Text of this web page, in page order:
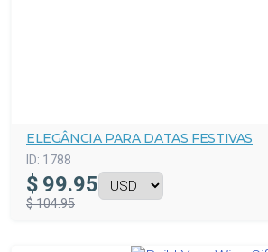
ELEGÂNCIA PARA DATAS FESTIVAS
ID: 1788
$ 99.95
$ 104.95